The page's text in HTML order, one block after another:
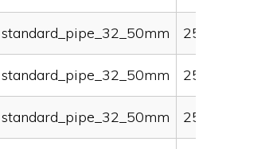
standard_pipe_32_50mm 25000
standard_pipe_32_50mm 25000
standard_pipe_32_50mm 25000